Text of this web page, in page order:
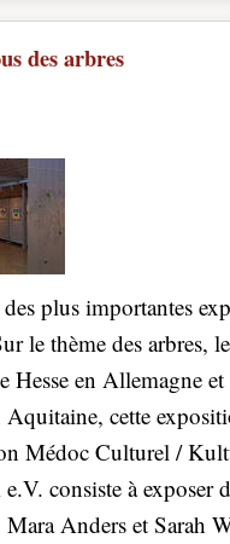
des arbres
des plus importantes
le thème des arbres,
Hesse en Allemagne
cette
Médoc Culturel /
consiste à exposer
Anders et Sarah